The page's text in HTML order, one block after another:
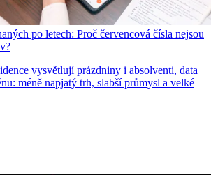
po letech: Proč červencová čísla nejsou
vysvětlují prázdniny i absolventi, data
méně napjatý trh, slabší průmysl a velké